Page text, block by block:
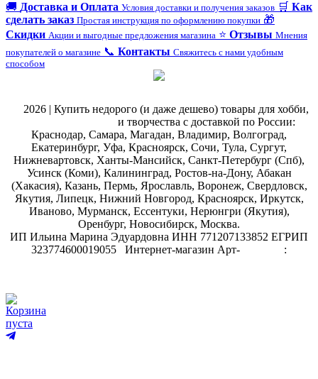
🚚 Доставка и Оплата Условия доставки и получения заказов 🛒 Как
сделать заказ Простая инструкция по оформлению покупки 🎁
Скидки Акции и выгодные предложения магазина ⭐ Отзывы Мнения
покупателей о магазине 📞 Контакты Свяжитесь с нами удобным
способом
2026 | Купить недорого (и даже дешево) товары для хобби,
и творчества с доставкой по России:
Краснодар, Самара, Магадан, Владимир, Волгоград,
Екатеринбург, Уфа, Красноярск, Сочи, Тула, Сургут,
Нижневартовск, Ханты-Мансийск, Санкт-Петербург (Спб),
Усинск (Коми), Калининград, Ростов-на-Дону, Абакан
(Хакасия), Казань, Пермь, Ярославль, Воронеж, Свердловск,
Якутия, Липецк, Нижний Новгород, Красноярск, Иркутск,
Иваново, Мурманск, Ессентуки, Нерюнгри (Якутия),
Оренбург, Новосибирск, Москва.
ИП Ильина Марина Эдуардовна ИНН 771207133852 ЕГРИП
323774600019055
Интернет-магазин Арт-
:
Корзина
пуста